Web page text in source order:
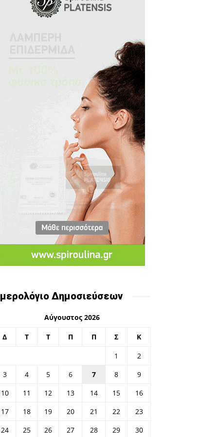
Δημοσιεύσεων
Αύγουστος 2026
Δ Τ Τ Π Π Σ Κ
1
2
3
4 5 6 7 8
9
10
11 12 13 14 15
16
17
18 19 20 21 22
23
24
25 26 27 28 29 30